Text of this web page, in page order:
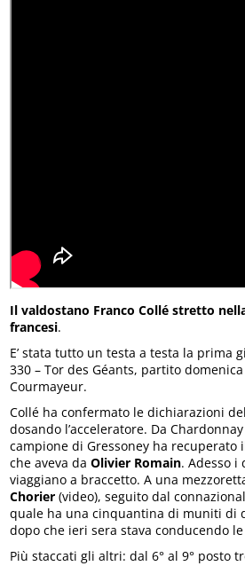
Il valdostano Franco Collé stretto
francesi.
E’ stata tutto un testa a testa la prima
330 – Tor des Géants, partito
Courmayeur.
Collé ha confermato le dichiarazioni
dosando l’acceleratore. Da
campione di Gressoney ha recuperato
che aveva daOlivier Romain. Adesso i
viaggiano a braccetto. A una
Chorier (video), seguito dal
quale ha una cinquantina di muniti di
dopo che ieri sera stava conducendo
Più staccati gli altri: dal 6° al 9° posto